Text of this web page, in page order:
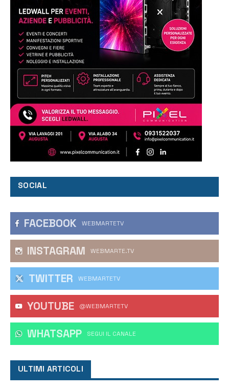
SOCIAL
FACEBOOK WEBMARTETV
INSTAGRAM WEBMARTE.TV
TWITTER WEBMARTETV
YOUTUBE @WEBMARTETV
WHATSAPP ‎SEGUI IL CANALE
ULTIMI ARTICOLI